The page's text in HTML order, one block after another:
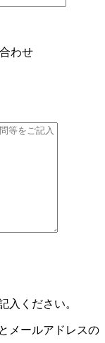
わせ
入ください。
メールアドレスの